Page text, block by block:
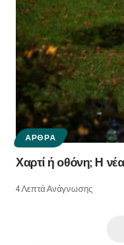
ΆΡΘΡΑ
Χαρτί ή οθόνη; Η
4 Λεπτά Ανάγνωσης